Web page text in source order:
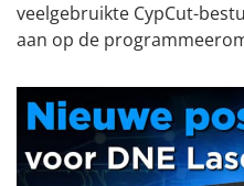
veelgebruikte CypCut-
aan op de